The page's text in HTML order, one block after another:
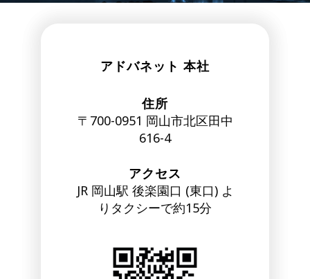
アドバネット 本社
住所
〒700-0951 岡山市北区田中
616-4
アクセス
JR 岡山駅 後楽園口 (東口) よ
りタクシーで約15分